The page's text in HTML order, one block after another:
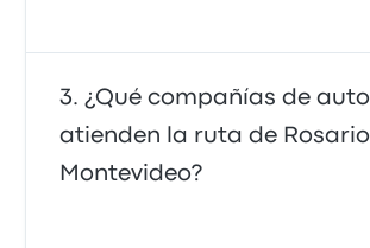
¿Qué compañías de
atienden la ruta de
Montevideo?